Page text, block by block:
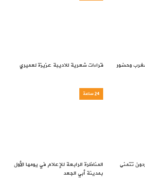
وحضور
قراءات شعرية للاديبة عزيزة لعميري
تتمنى
24 ساعة
المناظرة الرابعة للإعلام في يومها الأول
بمدينة أبي الجعد